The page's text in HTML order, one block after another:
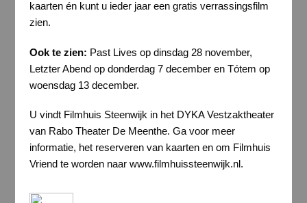
kaarten én kunt u ieder jaar een gratis verrassingsfilm
zien.
Ook te zien: Past Lives op dinsdag 28 november,
Letzter Abend op donderdag 7 december en Tótem op
woensdag 13 december.
U vindt Filmhuis Steenwijk in het DYKA Vestzaktheater
van Rabo Theater De Meenthe. Ga voor meer
informatie, het reserveren van kaarten en om Filmhuis
Vriend te worden naar www.filmhuissteenwijk.nl.